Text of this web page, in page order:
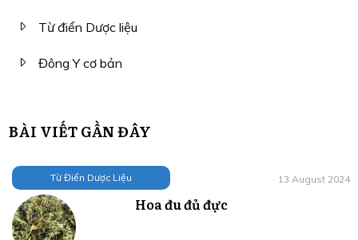
Từ điển Dược liệu
Đông Y cơ bản
BÀI VIẾT GẦN ĐÂY
Từ Điển Dược Liệu 13 August 2024
Hoa đu đủ đực